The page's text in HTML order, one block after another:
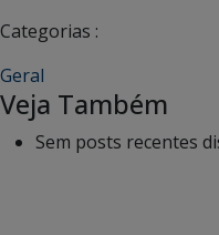
Categorias :
Geral
Veja Também
Sem posts recentes